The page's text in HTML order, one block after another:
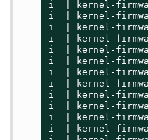
i  | kernel-
i  | kernel-
i  | kernel-
i  | kernel-
i  | kernel-
i  | kernel-
i  | kernel-
i  | kernel-
i  | kernel-
i  | kernel-
i  | kernel-
i  | kernel-